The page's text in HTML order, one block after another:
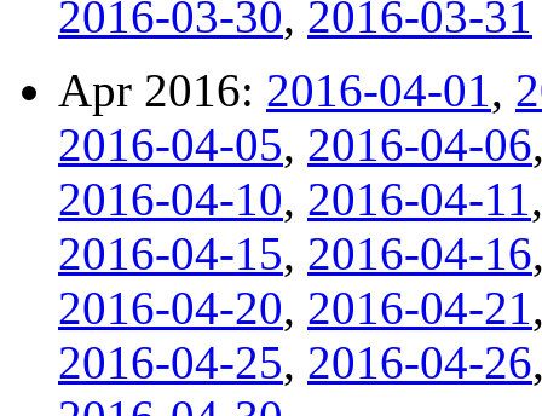
2016-03-30, 2016-03-31
Apr 2016: 2016-04-01,
2016-04-05, 2016-04-06
2016-04-10, 2016-04-11
2016-04-15, 2016-04-16
2016-04-20, 2016-04-21
2016-04-25, 2016-04-26